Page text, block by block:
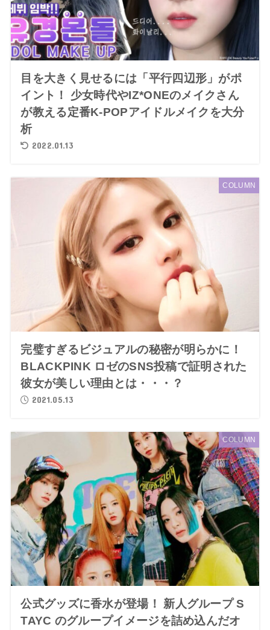
目を大きく見せるには「平行四辺形」がポ
イント！ 少女時代やIZ*ONEのメイクさん
が教える定番K-POPアイドルメイクを大分
析
2022.01.13
COLUMN
完璧すぎるビジュアルの秘密が明らかに！
BLACKPINK ロゼのSNS投稿で証明された
彼女が美しい理由とは・・・？
2021.05.13
COLUMN
公式グッズに香水が登場！ 新人グループ S
TAYC のグループイメージを詰め込んだオ